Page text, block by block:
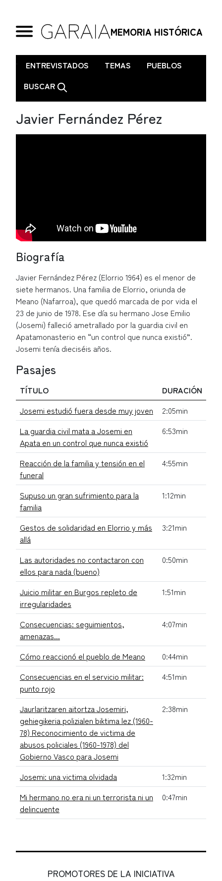
MEMORIA HISTÓRICA
. ENTREVISTADOS TEMAS
PUEBLOS
BUSCAR
Javier Fernández Pérez
Biografía
Javier Fernández Pérez (Elorrio 1964) es el menor de
siete hermanos. Una familia de Elorrio, oriunda de
Meano (Nafarroa), que quedó marcada de por vida el
23 de junio de 1978. Ese día su hermano Jose Emilio
(Josemi) falleció ametrallado por la guardia civil en
Apatamonasterio en “un control que nunca existió”.
Josemi tenía dieciséis años.
Pasajes
TÍTULO
DURACIÓN
Josemi estudió fuera desde muy joven
2:05min
La guardia civil mata a Josemi en
Apata en un control que nunca existió
6:53min
Reacción de la familia y tensión en el
funeral
4:55min
Supuso un gran sufrimiento para la
familia
1:12min
Gestos de solidaridad en Elorrio y más
allá
3:21min
Las autoridades no contactaron con
ellos para nada (bueno)
0:50min
Juicio militar en Burgos repleto de
irregularidades
1:51min
Consecuencias: seguimientos,
amenazas...
4:07min
Cómo reaccionó el pueblo de Meano
0:44min
Consecuencias en el servicio militar:
punto rojo
4:51min
Jaurlaritzaren aitortza Josemiri,
gehiegikeria polizialen biktima lez (1960-
78) Reconocimiento de victima de
abusos policiales (1960-1978) del
Gobierno Vasco para Josemi
2:38min
Josemi: una victima olvidada
1:32min
Mi hermano no era ni un terrorista ni un
delincuente
0:47min
PROMOTORES DE LA INICIATIVA